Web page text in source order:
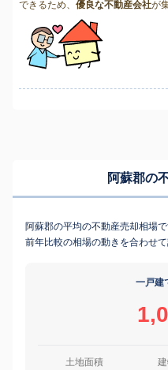
できるため、 優良な不動産会社が
阿蘇郡の
阿蘇郡の平均の不動産売却相場で
前年比較の相場の動きを合わせて
一戸建
土地面積